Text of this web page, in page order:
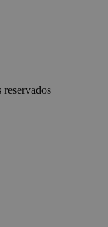
reservados